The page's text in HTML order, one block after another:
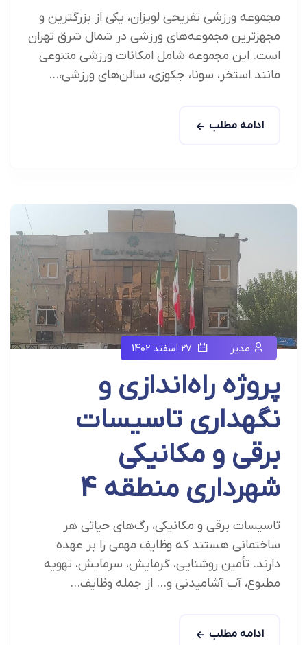
مجموعه ورزشی تفریحی لویزان، یکی از بزرگترین و
مجهزترین مجموعه‌های ورزشی در شمال شرق تهران
است. این مجموعه شامل امکانات ورزشی متنوعی
مانند استخر، سونا، جکوزی، سالن‌های ورزشی،...
ادامه مطلب
مدیر
پروژه راه‌اندازی و
نگهداری تاسیسات
برقی و مکانیکی
شهرداری منطقه 4
تاسیسات برقی و مکانیکی، رگ‌های حیاتی هر
ساختمانی هستند که وظایف مهمی را بر عهده
دارند. تأمین روشنایی، گرمایش، سرمایش، تهویه
مطبوع، آب آشامیدنی و... از جمله وظایف...
ادامه مطلب